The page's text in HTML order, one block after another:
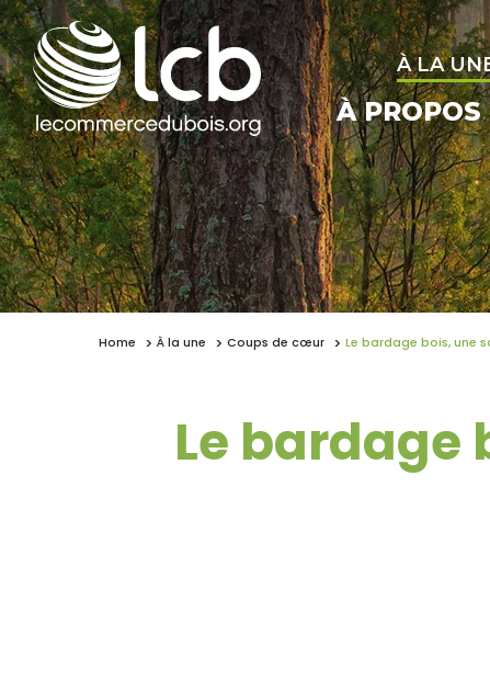
À LA
À PROPOS
Home À la une Coups de cœur Le bardage bois, une
Le bardage